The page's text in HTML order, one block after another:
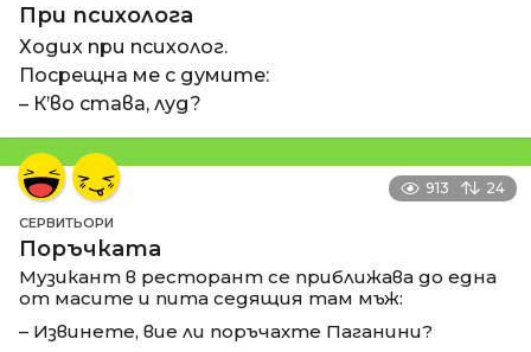
При психолога
Ходих при психолог.
Посрещна ме с думите:
– К’во става, луд?
913 24
СЕРВИТЬОРИ
Поръчката
Музикант в ресторант се приближава до една
от масите и пита седящия там мъж:
– Извинете, вие ли поръчахте Паганини?